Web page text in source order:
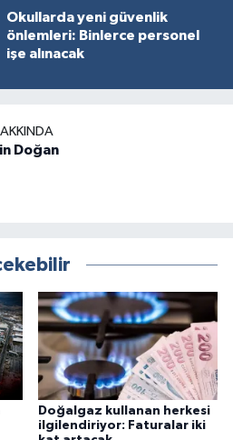
Okullarda yeni güvenlik
önlemleri: Binlerce personel
işe alınacak
Doğan
Doğalgaz kullanan herkesi
ilgilendiriyor: Faturalar iki